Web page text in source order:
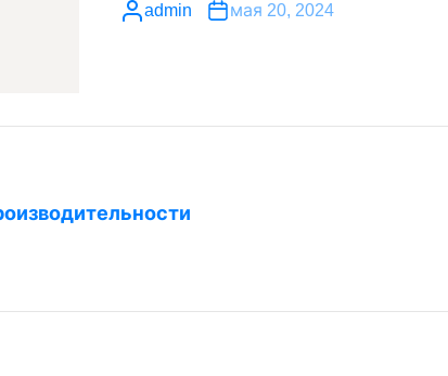
admin мая 20, 2024